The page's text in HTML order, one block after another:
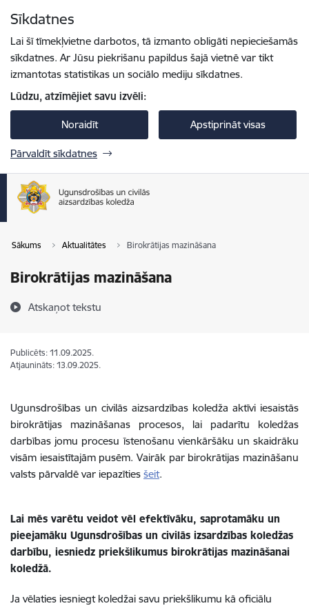
Sīkdatnes
Lai šī tīmekļvietne darbotos, tā izmanto obligāti nepieciešamās
sīkdatnes. Ar Jūsu piekrišanu papildus šajā vietnē var tikt
izmantotas statistikas un sociālo mediju sīkdatnes.
Lūdzu, atzīmējiet savu izvēli:
Noraidīt Apstiprināt visas
Pārvaldīt sīkdatnes
Sākums Aktualitātes Birokrātijas mazināšana
Birokrātijas mazināšana
Atskaņot tekstu
Publicēts: 11.09.2025.
Atjaunināts: 13.09.2025.
Ugunsdrošības un civilās aizsardzības koledža aktīvi iesaistās
birokrātijas mazināšanas procesos, lai padarītu koledžas
darbības jomu procesu īstenošanu vienkāršāku un skaidrāku
visām iesaistītajām pusēm. Vairāk par birokrātijas mazināšanu
valsts pārvaldē var iepazīties šeit.
Lai mēs varētu veidot vēl efektīvāku, saprotamāku un
pieejamāku Ugunsdrošības un civilās izsardzības koledžas
darbību, iesniedz priekšlikumus birokrātijas mazināšanai
koledžā.
Ja vēlaties iesniegt koledžai savu priekšlikumu kā oficiālu